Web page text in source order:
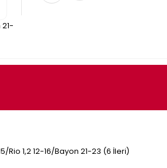
Rio 1,2 12-16/Bayon 21-23 (6 İleri)